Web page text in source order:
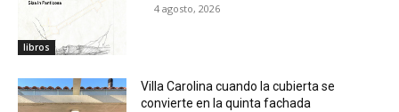
libros
4 agosto, 2026
Villa Carolina cuando la cubierta se
convierte en la quinta fachada